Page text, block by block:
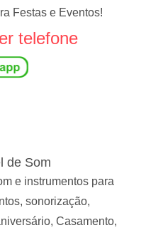
Festas e Eventos!
telefone
de Som
e instrumentos para
sonorização,
Casamento,